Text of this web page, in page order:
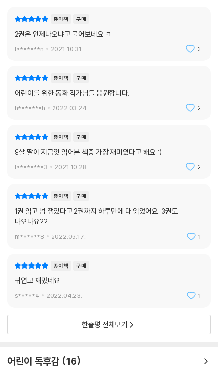
종이책 구매
2권은 언제나오냐고 물어보네요 ㅋ
f*******n 2021.10.31. 3
종이책 구매
어린이를 위한 동화 작가님들 응원합니다.
h*******h 2022.03.24. 2
종이책 구매
9살 딸이 지금껏 읽어본 책중 가장 재미있다고 해요 :)
t********3 2021.10.28. 2
종이책 구매
1권 읽고 넘 잼있다고 2권까지 하루만에 다 읽었어요. 3권도
나오나요??
m******8 2022.06.17. 1
종이책 구매
귀엽고 재밌네요.
s*****4 2022.04.23. 1
한줄평 전체보기
어린이 독후감 16